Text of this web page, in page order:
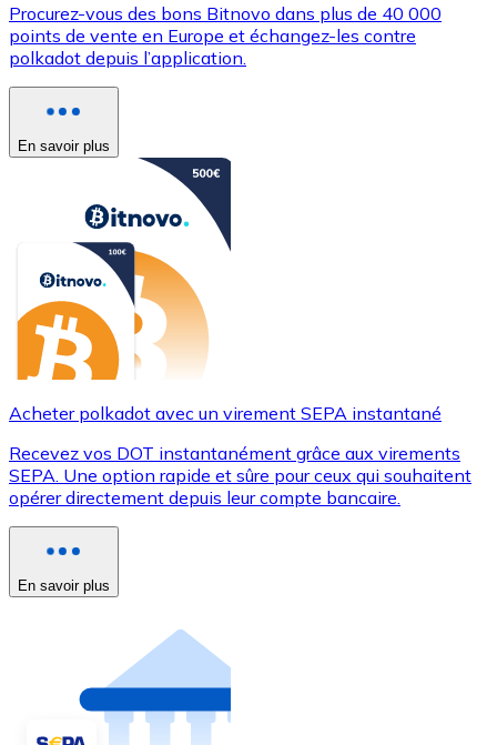
Procurez-vous des bons Bitnovo dans plus de 40 000
points de vente en Europe et échangez-les contre
polkadot depuis l’application.
En savoir plus
Acheter polkadot avec un virement SEPA instantané
Recevez vos DOT instantanément grâce aux virements
SEPA. Une option rapide et sûre pour ceux qui souhaitent
opérer directement depuis leur compte bancaire.
En savoir plus